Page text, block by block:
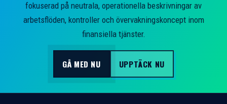
fokuserad på neutrala, operationella beskrivningar av
arbetsflöden, kontroller och övervakningskoncept inom
finansiella tjänster.
GÅ MED NU UPPTÄCK NU